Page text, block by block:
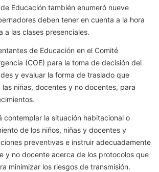
Educación también enumeró nueve
deben tener en cuenta a la hora
a las clases presenciales.
de Educación en el Comité
(COE) para la toma de decisión del
y evaluar la forma de traslado que
las niñas, docentes y no docentes, para
contemplar la situación habitacional o
de los niños, niñas y docentes y
preventivas e instruir adecuadamente
y no docente acerca de los protocolos que
minimizar los riesgos de transmisión.